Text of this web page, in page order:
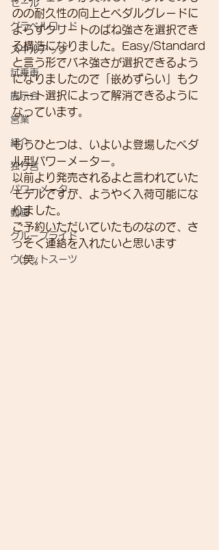
セール
グラベルロード
スキルアップ
試乗車
展示会
営業
紹介
独り言
パワーメーター
動画
グループライド
ウェットスーツ
のの耐久性の向上とペダルグレードに
よらずクリートのばね強さを選択でき
る構造になりました。Easy/Standard
と言う形でバネ強さが選択できるよう
になりましたので「嵌めずらい」もク
リート選択によって解消できるように
なっています。
もうひとつは、いよいよ登場したペダ
ル型パワーメーター。
以前より発売されるよと言われていた
モデルですが、ようやく入荷可能にな
りました。
ご予約いただいていたものなので、さ
っそく連絡を入れたいと思います
（笑。